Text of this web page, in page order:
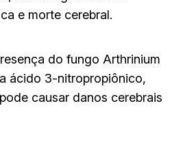
e morte cerebral.
do fungo Arthrinium
ácido 3-nitropropiônico,
causar danos cerebrais